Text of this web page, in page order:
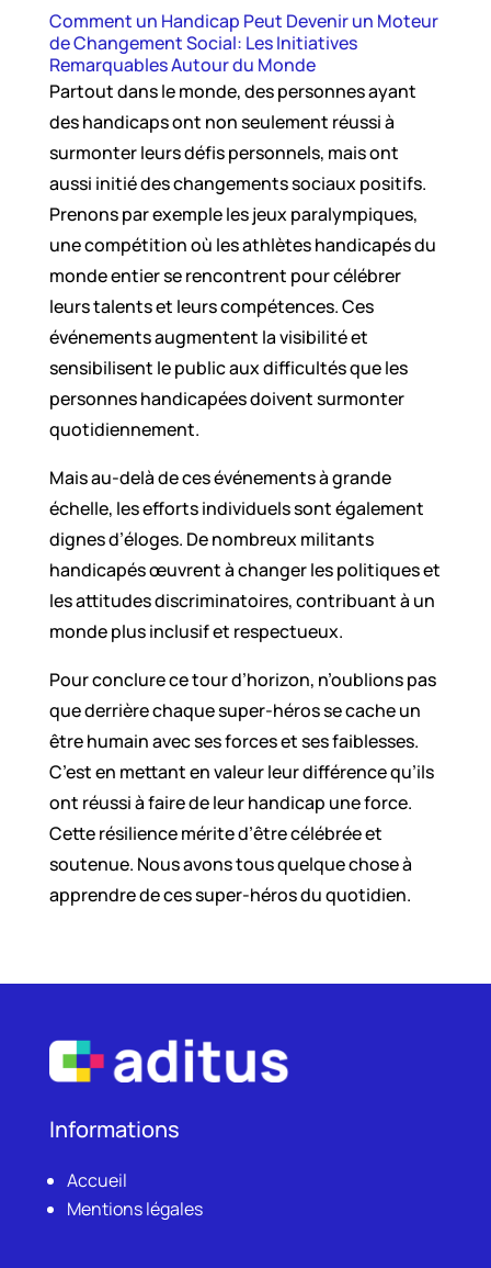
Comment un Handicap Peut Devenir un Moteur
de Changement Social: Les Initiatives
Remarquables Autour du Monde
Partout dans le monde, des personnes ayant
des handicaps ont non seulement réussi à
surmonter leurs défis personnels, mais ont
aussi initié des changements sociaux positifs.
Prenons par exemple les jeux paralympiques,
une compétition où les athlètes handicapés du
monde entier se rencontrent pour célébrer
leurs talents et leurs compétences. Ces
événements augmentent la visibilité et
sensibilisent le public aux difficultés que les
personnes handicapées doivent surmonter
quotidiennement.
Mais au-delà de ces événements à grande
échelle, les efforts individuels sont également
dignes d’éloges. De nombreux militants
handicapés œuvrent à changer les politiques et
les attitudes discriminatoires, contribuant à un
monde plus inclusif et respectueux.
Pour conclure ce tour d’horizon, n’oublions pas
que derrière chaque super-héros se cache un
être humain avec ses forces et ses faiblesses.
C’est en mettant en valeur leur différence qu’ils
ont réussi à faire de leur handicap une force.
Cette résilience mérite d’être célébrée et
soutenue. Nous avons tous quelque chose à
apprendre de ces super-héros du quotidien.
Informations
Accueil
Mentions légales